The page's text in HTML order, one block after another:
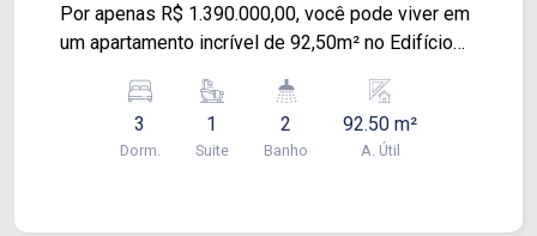
Por apenas R$ 1.390.000,00, você pode viver em
um apartamento incrível de 92,50m² no Edifício
cidade, com tudo o que você precisa ao seu
busca conforto e praticidade. Com 3 dormitórios,
3
Dorm.
1
Suite
2
Banho
92.50 m²
A. Útil